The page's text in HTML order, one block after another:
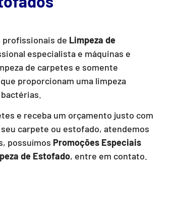
profissionais de Limpeza de
especialista e máquinas e
de carpetes e somente
proporcionam uma limpeza
e receba um orçamento justo com
carpete ou estofado, atendemos
possuímos Promoções Especiais
de Estofado, entre em contato.